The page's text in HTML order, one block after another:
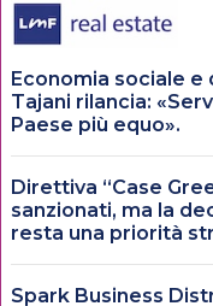
Economia sociale e
Tajani rilancia:
Paese più equo».
Direttiva “Case
sanzionati, ma la
resta una priorità
Spark Business